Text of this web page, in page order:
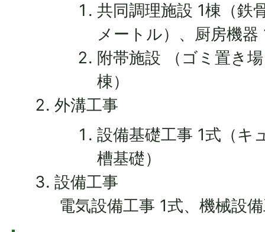
共同調理施設 1棟（鉄
メートル）、厨房機器
附帯施設 （ゴミ置き
棟）
外溝工事
設備基礎工事 1式（キ
槽基礎）
設備工事
電気設備工事 1式、機械設